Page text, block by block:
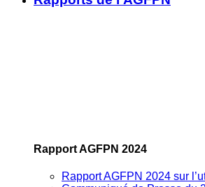
Rapport AGFPN 2024
Rapport AGFPN 2024 sur